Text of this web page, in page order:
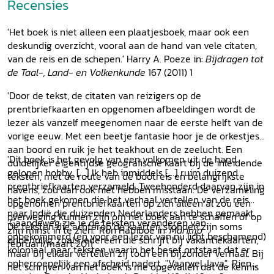
Recensies
'Het boek is niet alleen een plaatjesboek, maar ook een
deskundig overzicht, vooral aan de hand van vele citaten,
van de reis en de schepen.' Harry A. Poeze in: Bijdragen tot
de Taal-, Land- en Volkenkunde 167 (2011) 1
'Door de tekst, de citaten van reizigers op de
prentbriefkaarten en opgenomen afbeeldingen wordt de
lezer als vanzelf meegenomen naar de eerste helft van de
vorige eeuw. Met een beetje fantasie hoor je de orkestjes
aan boord en ruik je het teakhout en de zeelucht. Een
duidelijker eigentijdse geografische kaart bij de inleidende
teksten, met de route van de bootreis en belangrijkste
havens, zou dan ook niet hebben misstaan. De verzameling
opgenomen prentbriefkaarten op zich alleen al zou een
overweging kunnen zijn om het boek aan te schaffen of op
zijn minst in te zien.' Ron Habiboe in:Marinjo
februari/maart 2011
'Dit boek is het gevolg van een volkomen uit de hand
gelopen hobby. [...] Ik heb inmiddels [...] ruim duizend
prentbriefkaarten verzameld. Tweehonderd daarvan zijn in
het boek gekomen die het verhaal vertellen van de reis
naar Indië die duizenden Nederlanders hebben gemaakt.
De teksten die achterop de kaarten stonden zijn soms
onbenullig, zoals iedereen die schrijft bij vakantiekaarten,
maar bij elkaar vertellen zij toch een bijzonder verhaal. Bij
het schrijven van het boek is me opgevallen dat de kennis
'Gaandeweg zie je de teksten veranderen van
onbekommerd (en voor een lezer van nu licht beschamend)
koloniaal, naar teksten waarin het besef ontstaat dat er
onherroepelijk een afscheid nadert. "Vaarwel Java". Rien